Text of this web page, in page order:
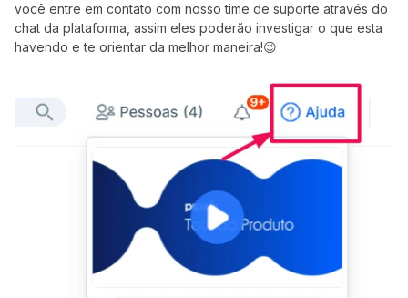
você entre em contato com nosso time de suporte através do
chat da plataforma, assim eles poderão investigar o que esta
havendo e te orientar da melhor maneira!😉